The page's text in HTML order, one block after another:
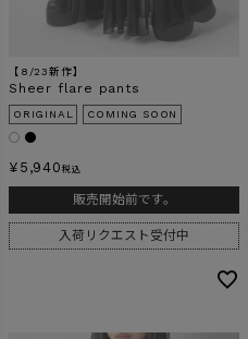
【8/23新作】
Sheer flare pants
ORIGINAL COMING SOON
¥ 5,940 税込
販売開始前です。
入荷リクエスト受付中